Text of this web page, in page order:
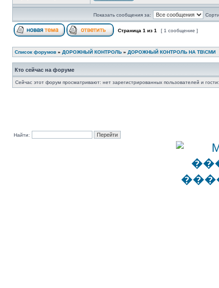
Показать сообщения за:
Страница 1 из 1 [ 1 сообщение ]
Список форумов » ДОРОЖНЫЙ КОНТРОЛЬ » ДОРОЖНЫЙ КОНТРОЛЬ НА ТВ\СМИ
Кто сейчас на форуме
Сейчас этот форум просматривают: нет зарегистрированных пользователей и
Найти: